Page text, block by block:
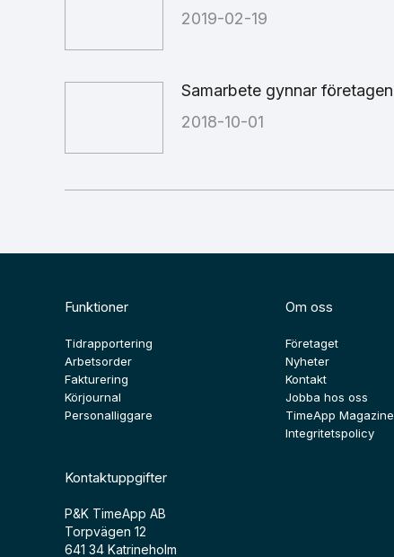
2019-02-19
Samarbete gynnar företagen
2018-10-01
Funktioner
Tidrapportering
Arbetsorder
Fakturering
Körjournal
Personalliggare
Om oss
Företaget
Nyheter
Kontakt
Jobba hos oss
TimeApp Magazine
Integritetspolicy
Kontaktuppgifter
P&K TimeApp AB
Torpvägen 12
641 34 Katrineholm